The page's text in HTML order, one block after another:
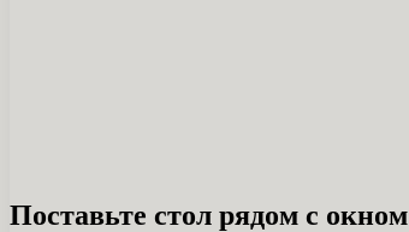
Поставьте стол рядом с окном